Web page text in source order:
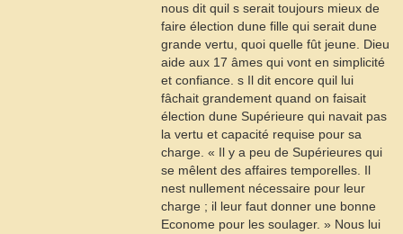
nous dit quil s serait toujours mieux de
faire élection dune fille qui serait dune
grande vertu, quoi quelle fût jeune. Dieu
aide aux 17 âmes qui vont en simplicité
et confiance. s Il dit encore quil lui
fâchait grandement quand on faisait
élection dune Supérieure qui navait pas
la vertu et capacité requise pour sa
charge. « Il y a peu de Supérieures qui
se mêlent des affaires temporelles. Il
nest nullement nécessaire pour leur
charge ; il leur faut donner une bonne
Econome pour les soulager. » Nous lui